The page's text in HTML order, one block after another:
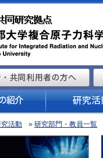
活動 » 研究部門・教員一覧